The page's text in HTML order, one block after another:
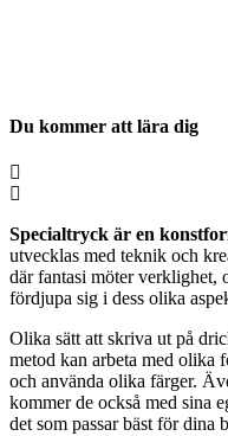
Du kommer att lära dig
Specialtryck är en
utvecklas med teknik och
där fantasi möter verklighet,
fördjupa sig i dess olika
Olika sätt att skriva ut på
metod kan arbeta med olika
och använda olika färger.
kommer de också med sina
det som passar bäst för dina